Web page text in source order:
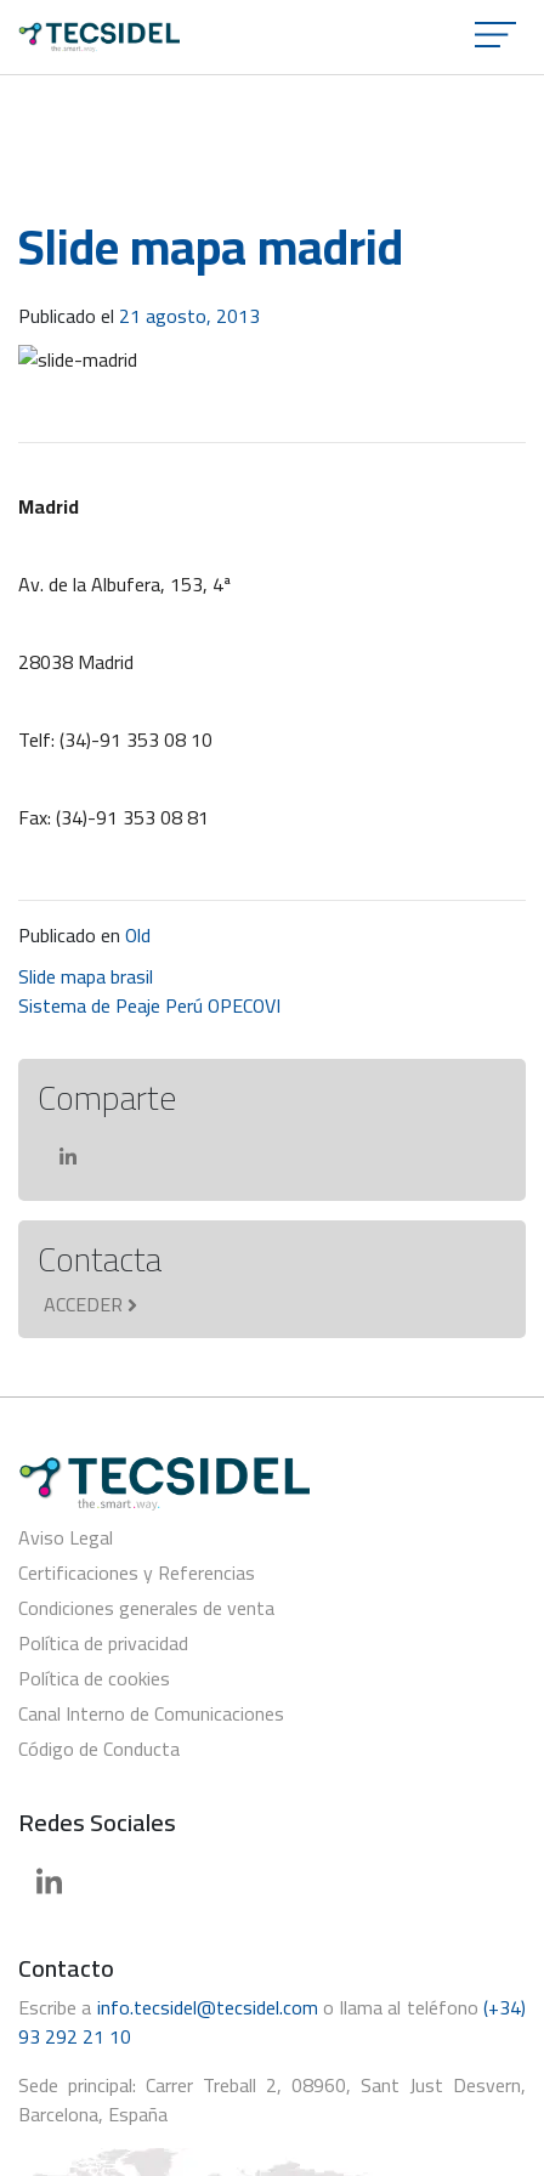
×
Slide mapa madrid
Publicado el 21 agosto, 2013
Madrid
Av. de la Albufera, 153, 4ª
28038 Madrid
Telf: (34)-91 353 08 10
Fax: (34)-91 353 08 81
Publicado enOld
Navegación
de
entradas
Slide mapa brasil
Sistema de Peaje Perú OPECOVI
Comparte
Contacta
ACCEDER
Aviso Legal
Certificaciones y Referencias
Condiciones generales de venta
Política de privacidad
Política de cookies
Canal Interno de Comunicaciones
Código de Conducta
Redes Sociales
Contacto
Escribe ainfo.tecsidel@tecsidel.com o llama al teléfono(+34)
93 292 21 10
Sede principal: Carrer Treball 2, 08960, Sant Just Desvern,
Barcelona, España